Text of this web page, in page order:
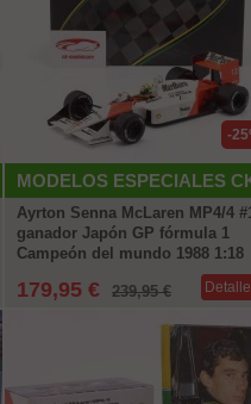
MODELOS ESPECIALES
-
Ayrton Senna McLaren MP4/4
ganador Japón GP fórmula 1
Campeón del mundo 1988 1:18
179,95 € 239,95 €